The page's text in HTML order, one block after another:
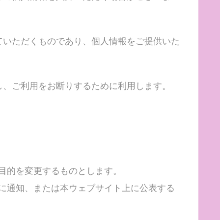
ただくものであり、個人情報をご提供いた
ご利用をお断りするために利用します。
を変更するものとします。
通知、または本ウェブサイト上に公表する